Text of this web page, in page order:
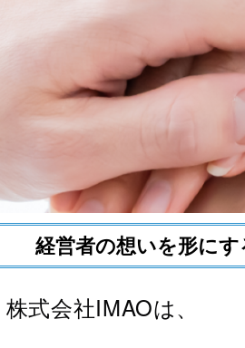
経営者の想いを形に
株式会社IMAOは、